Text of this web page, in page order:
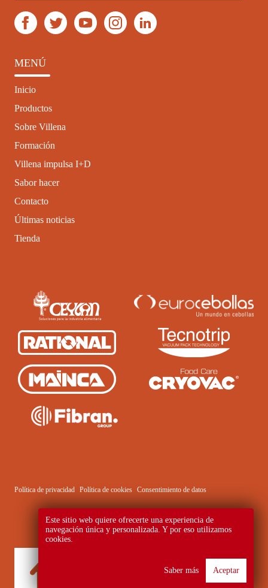
MENÚ
Inicio
Productos
Sobre Villena
Formación
Villena impulsa I+D
Sabor hacer
Contacto
Últimas noticias
Tienda
Política de privacidad Política de cookies Consentimiento de datos
Este sitio web quiere ofrecerte una experiencia de
navegación única y personalizada. Y por eso utilizamos
cookies.
Saber más Aceptar